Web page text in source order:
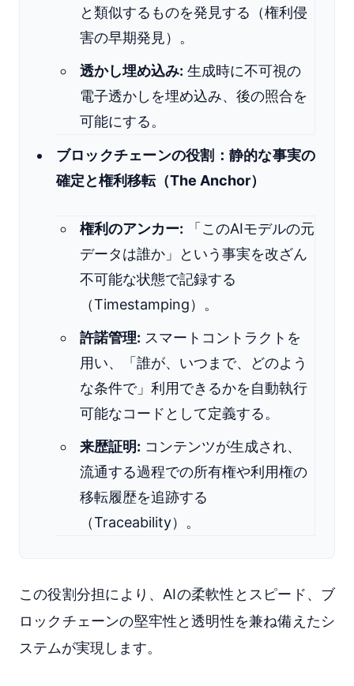
と類似するものを発見する（権利侵
害の早期発見）。
透かし埋め込み: 生成時に不可視の
電子透かしを埋め込み、後の照合を
可能にする。
ブロックチェーンの役割：静的な事実の
確定と権利移転（The Anchor）
権利のアンカー: 「このAIモデルの元
データは誰か」という事実を改ざん
不可能な状態で記録する
（Timestamping）。
許諾管理: スマートコントラクトを
用い、「誰が、いつまで、どのよう
な条件で」利用できるかを自動執行
可能なコードとして定義する。
来歴証明: コンテンツが生成され、
流通する過程での所有権や利用権の
移転履歴を追跡する
（Traceability）。
この役割分担により、AIの柔軟性とスピード、ブ
ロックチェーンの堅牢性と透明性を兼ね備えたシ
ステムが実現します。